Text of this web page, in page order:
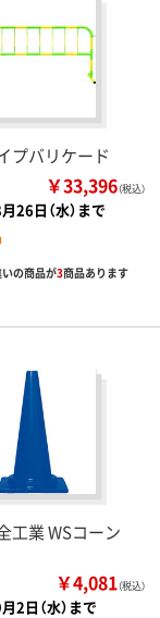
プバリケード
￥33,396（税込）
26日（水）まで
いの商品が3商品あります
工業 WSコーン
￥4,081（税込）
2日（水）まで